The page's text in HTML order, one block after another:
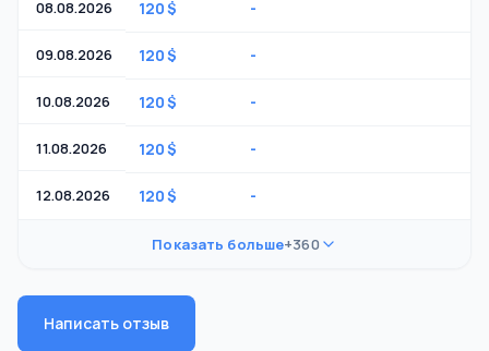
08.08.2026 120 $ -
09.08.2026 120 $ -
10.08.2026 120 $ -
11.08.2026 120 $ -
12.08.2026 120 $ -
Показать больше+360
Написать отзыв